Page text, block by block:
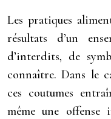
Les pratiques
résultats d’un
d’interdits, de
connaître. Dans le
ces coutumes
même une